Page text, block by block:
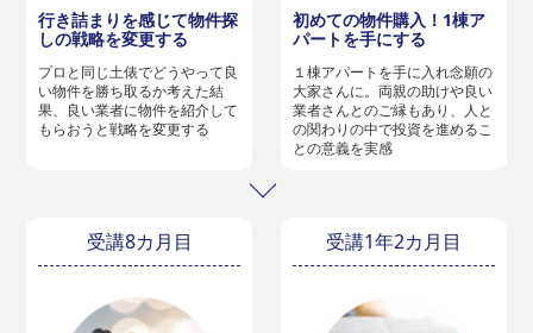
行き詰まりを感じて物件探
しの戦略を変更する
プロと同じ土俵でどうやって良
い物件を勝ち取るか考えた結
果、良い業者に物件を紹介して
もらおうと戦略を変更する
初めての物件購入！1棟ア
パートを手にする
１棟アパートを手に入れ念願の
大家さんに。両親の助けや良い
業者さんとのご縁もあり、人と
の関わりの中で投資を進めるこ
との意義を実感
受講8カ月目 受講1年2カ月目